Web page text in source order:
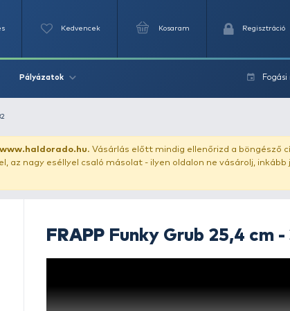
Kedvencek
Vizek Hasznos Pályázatok
Funky Grub 25,4 cm - 32
. Vásárlás
termékekkel, az nagy eséllyel csaló
FRAPP